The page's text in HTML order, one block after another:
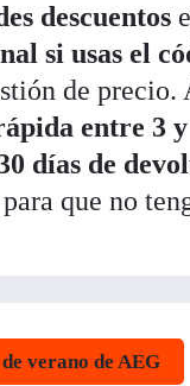
descuentos
si usas el
de precio.
entre 3
días de
para que no
verano de AEG